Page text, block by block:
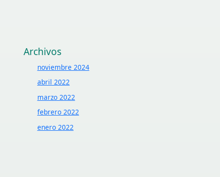
Archivos
noviembre 2024
abril 2022
marzo 2022
febrero 2022
enero 2022